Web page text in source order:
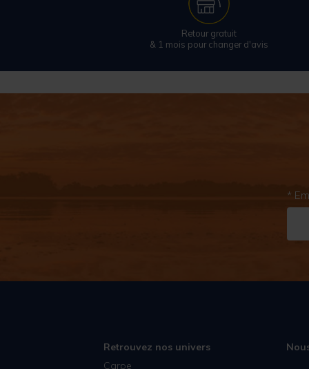
Retour gratuit
& 1 mois pour changer d'avis
*
Retrouvez nos univers
Carpe